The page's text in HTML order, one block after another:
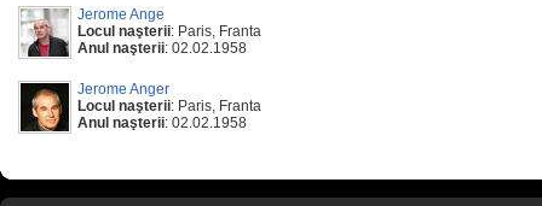
Jerome Ange
Locul naşterii: Paris, Franta
Anul naşterii: 02.02.1958
Jerome Anger
Locul naşterii: Paris, Franta
Anul naşterii: 02.02.1958